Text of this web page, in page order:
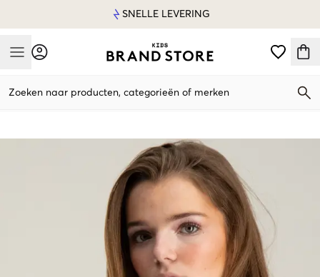
SNELLE LEVERING
Mobile Menu
Zoeken naar producten, categorieën of merken